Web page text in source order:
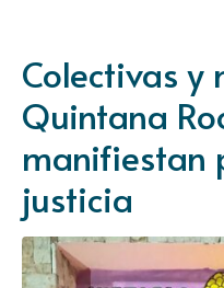
Colectivas y
Quintana
manifiestan
justicia